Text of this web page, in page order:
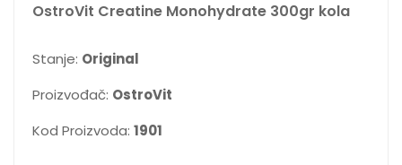
OstroVit Creatine Monohydrate 300gr kola
Stanje: Original
Proizvođač: OstroVit
Kod Proizvoda: 1901